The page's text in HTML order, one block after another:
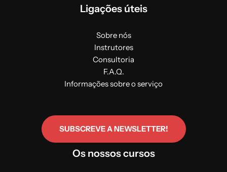
Ligações úteis
Sobre nós
Instrutores
Consultoria
F.A.Q.
Informações sobre o serviço
SUBSCREVE A NEWSLETTER!
Os nossos cursos